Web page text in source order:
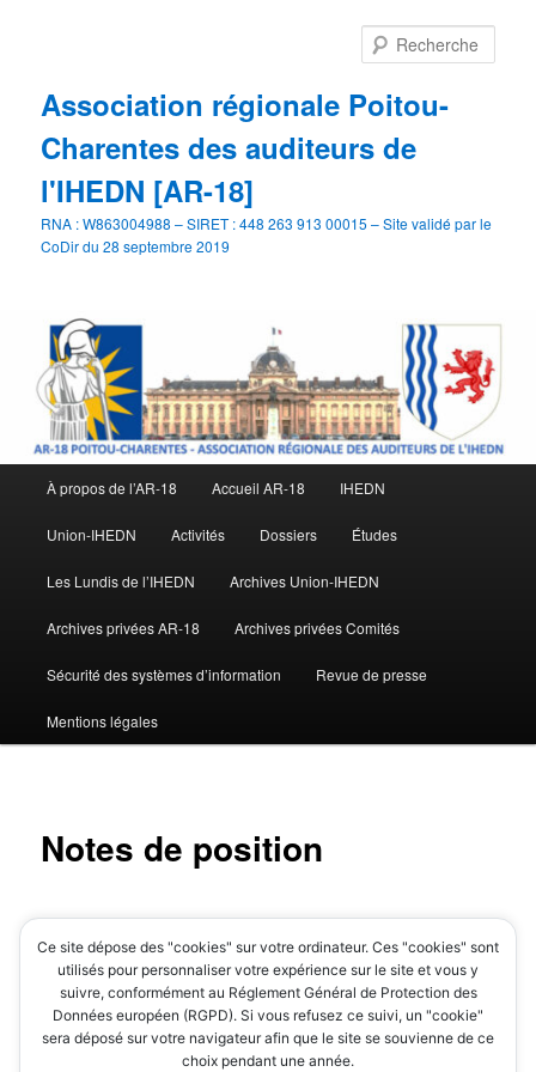
Association régionale Poitou-
Charentes des auditeurs de
l'IHEDN [AR-18]
RNA : W863004988 – SIRET : 448 263 913 00015 – Site validé par le
CoDir du 28 septembre 2019
principal
À propos de l’AR-18 Accueil AR-18 IHEDN
Union-IHEDN Activités Dossiers Études
Les Lundis de l’IHEDN Archives Union-IHEDN
Archives privées AR-18 Archives privées Comités
Sécurité des systèmes d’information Revue de presse
Mentions légales
Notes de position
Des documents de l’Union-IHEDN:
2015-04 Service civique
2015-12 Garde nationale
2017-03 Stratégie globale pour le mer
2017-08 Autonomie stratégique de la France
Ce site dépose des "cookies" sur votre ordinateur. Ces "cookies" sont
utilisés pour personnaliser votre expérience sur le site et vous y
suivre, conformément au Réglement Général de Protection des
Données européen (RGPD). Si vous refusez ce suivi, un "cookie"
sera déposé sur votre navigateur afin que le site se souvienne de ce
choix pendant une année.